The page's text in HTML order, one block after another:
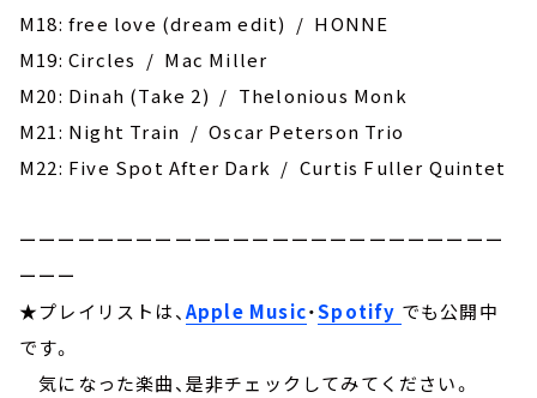
M18: free love (dream edit) / HONNE
M19: Circles / Mac Miller
M20: Dinah (Take 2) / Thelonious Monk
M21: Night Train / Oscar Peterson Trio
M22: Five Spot After Dark / Curtis Fuller Quintet
ーーーーーーーーーーーーーーーーーーーーーーーーー
ーーー
★プレイリストは、Apple Music・Spotify でも公開中
です。
気になった楽曲、是非チェックしてみてください。